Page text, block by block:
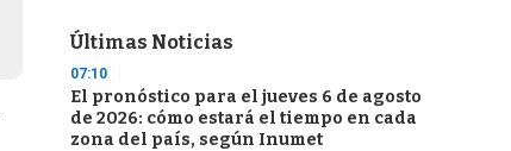
Últimas Noticias
07:10
El pronóstico para el jueves 6 de agosto
de 2026: cómo estará el tiempo en cada
zona del país, según Inumet